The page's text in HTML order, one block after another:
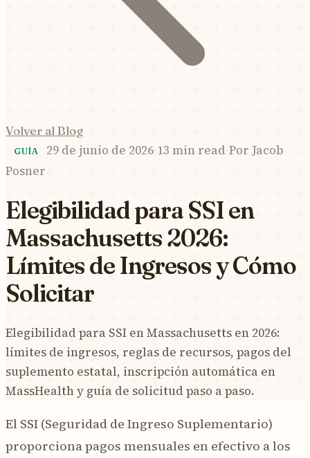
Volver al Blog
GUÍA 29 de junio de 2026·13 min read·Por Jacob
Posner
Elegibilidad para SSI en
Massachusetts 2026:
Límites de Ingresos y Cómo
Solicitar
Elegibilidad para SSI en Massachusetts en 2026:
límites de ingresos, reglas de recursos, pagos del
suplemento estatal, inscripción automática en
MassHealth y guía de solicitud paso a paso.
El SSI (Seguridad de Ingreso Suplementario)
proporciona pagos mensuales en efectivo a los